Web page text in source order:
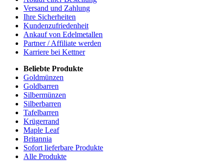
Versand und Zahlung
Ihre Sicherheiten
Kundenzufriedenheit
Ankauf von Edelmetallen
Partner / Affiliate werden
Karriere bei Kettner
Beliebte Produkte
Goldmünzen
Goldbarren
Silbermünzen
Silberbarren
Tafelbarren
Krügerrand
Maple Leaf
Britannia
Sofort lieferbare Produkte
Alle Produkte